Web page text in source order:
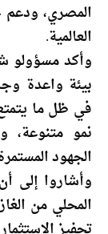
المصري، ودعم
العالمية.
وأكد مسؤولو
بيئة واعدة
في ظل ما
نمو متنوعة،
الجهود
وأشاروا إلى
المحلي من